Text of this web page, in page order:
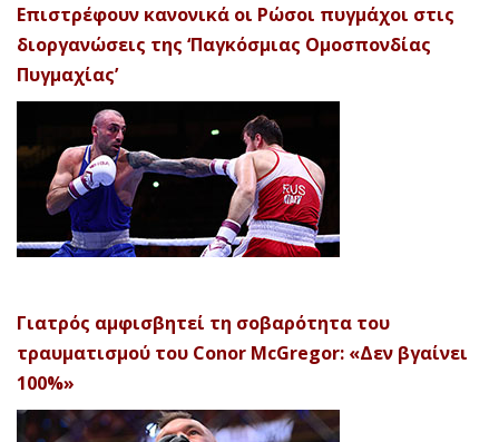
Επιστρέφουν κανονικά οι Ρώσοι πυγμάχοι στις
διοργανώσεις της ‘Παγκόσμιας Ομοσπονδίας
Πυγμαχίας’
Γιατρός αμφισβητεί τη σοβαρότητα του
τραυματισμού του Conor McGregor: «Δεν βγαίνει
100%»